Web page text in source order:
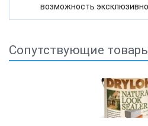
возможность
Сопутствующие